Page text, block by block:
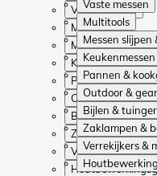
Vaste messen
Multitools
Messen slijpen
Pannen &
Outdoor & gear
Bijlen &
Zaklampen &
Verrekijkers &
Vaste messen
Multitools
Messen slijpen &
Keukenmessen &
Pannen &
Outdoor & gear
Bijlen &
Zaklampen &
Verrekijkers &